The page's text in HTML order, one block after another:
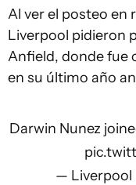
Al ver el posteo en
Liverpool pidieron
Anfield, donde fue
en su último año
Darwin Nunez
— Liverpool